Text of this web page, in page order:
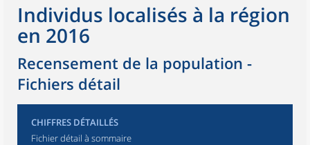
Individus localisés à la région
en 2016
Recensement de la population -
Fichiers détail
CHIFFRES DÉTAILLÉS
Fichier détail à sommaire